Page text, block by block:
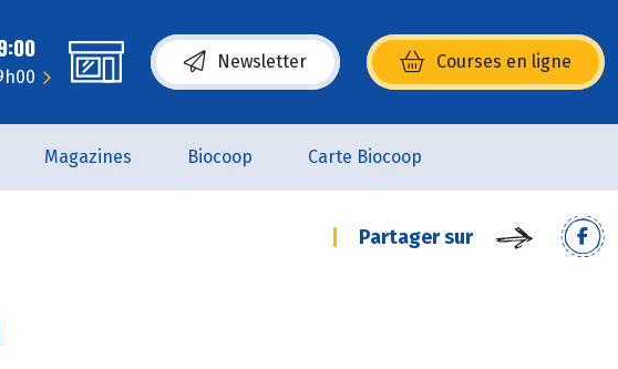
Newsletter Courses en ligne
(s’ouvre dans une nouvelle fenêtre)
Magazines Biocoop Carte Biocoop
Partager sur